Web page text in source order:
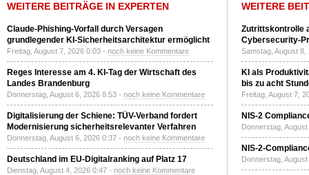
WEITERE BEITRÄGE IN EXPERTEN
Claude-Phishing-Vorfall durch Versagen
grundlegender KI-Sicherheitsarchitektur ermöglicht
Freitag, August 7, 2026 0:03 - noch keine Kommentare
Reges Interesse am 4. KI-Tag der Wirtschaft des
Landes Brandenburg
Donnerstag, August 6, 2026 8:53 - noch keine Kommentare
Digitalisierung der Schiene: TÜV-Verband fordert
Modernisierung sicherheitsrelevanter Verfahren
Donnerstag, August 6, 2026 0:37 - noch keine Kommentare
Deutschland im EU-Digitalranking auf Platz 17
Dienstag, August 4, 2026 0:47 - noch keine Kommentare
WEITERE
Zutrittskontrolle
Cybersecurity-
Samstag, August
KI als
bis zu acht
Freitag, August 7,
NIS-2
Donnerstag,
NIS-2-
Donnerstag,